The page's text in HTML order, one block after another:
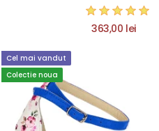
363,00 lei
Cel mai vandut
Colectie noua